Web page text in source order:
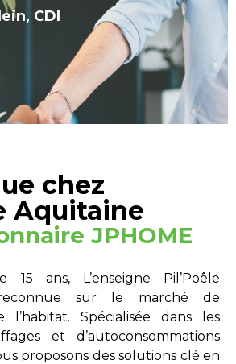
CDI
chez
Aquitaine
JPHOME
ans, L’enseigne Pil’Poêle
sur le marché de
l’habitat. Spécialisée dans les
et d’autoconsommations
proposons des solutions clé en